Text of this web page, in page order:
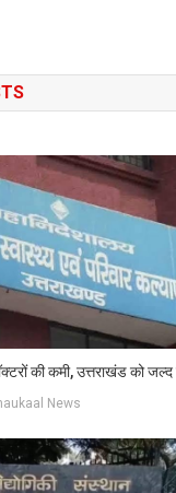
की कमी, उत्तराखंड को
News